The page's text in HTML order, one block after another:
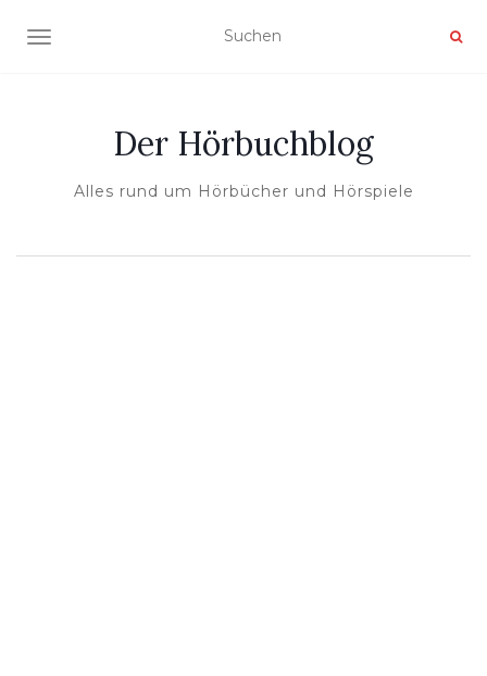
NAVIGATION UMSCHALTEN
Der Hörbuchblog
Alles rund um Hörbücher und Hörspiele